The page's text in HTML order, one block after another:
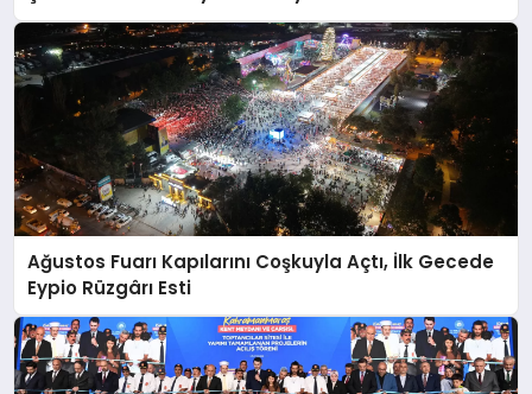
Ağustos Fuarı Kapılarını Coşkuyla Açtı, İlk Gecede
Eypio Rüzgârı Esti